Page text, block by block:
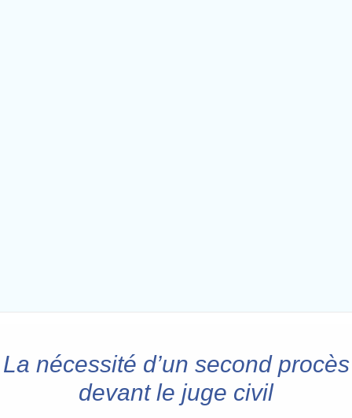
La nécessité d’un second procès
devant le juge civil